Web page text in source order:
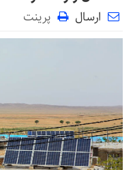
ارسال پرینت